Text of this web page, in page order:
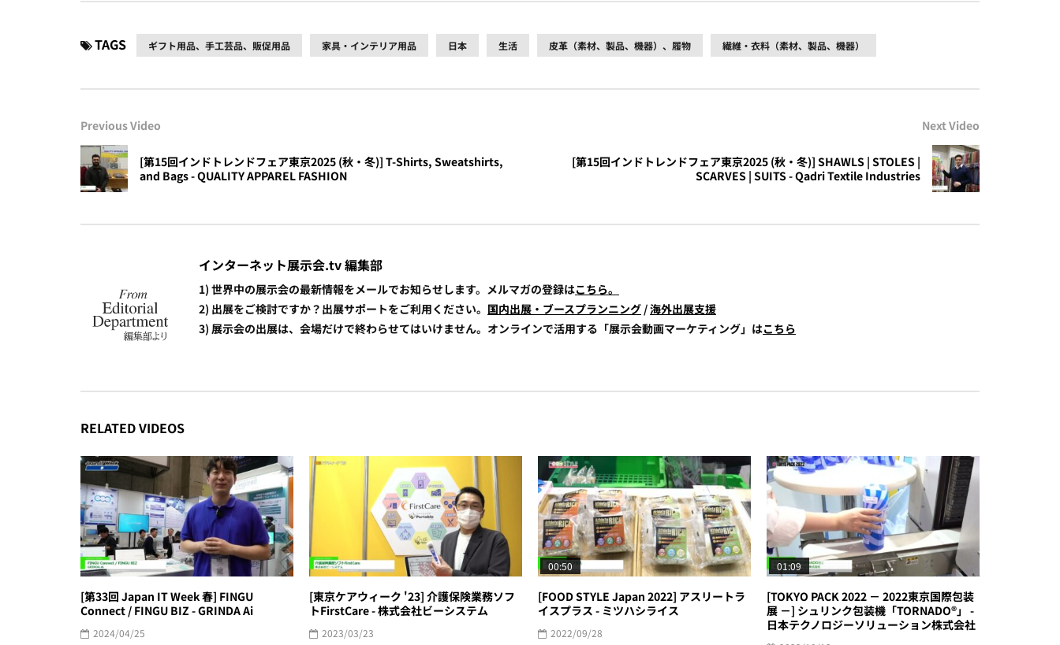
TAGS ギフト用品、手工芸品、販促用品 家具・インテリア用品 日本 生活 皮革（素材、製品、機器）、履物 繊維・衣料（素材、製品、機器）
Previous Video
[第15回インドトレンドフェア東京2025 (秋・冬)] T-Shirts, Sweatshirts,
and Bags - QUALITY APPAREL FASHION
Next Video
[第15回インドトレンドフェア東京2025 (秋・冬)] SHAWLS | STOLES |
SCARVES | SUITS - Qadri Textile Industries
インターネット展示会.tv 編集部
1) 世界中の展示会の最新情報をメールでお知らせします。メルマガの登録はこちら。
2) 出展をご検討ですか？出展サポートをご利用ください。 国内出展・ブースプランニング /海外出展支援
3) 展示会の出展は、会場だけで終わらせてはいけません。オンラインで活用する「展示会動画マーケティング」はこちら
RELATED VIDEOS
[第33回 Japan IT Week 春] FINGU
Connect / FINGU BIZ - GRINDA Ai
2024/04/25
[東京ケアウィーク '23] 介護保険業務ソフ
トFirstCare - 株式会社ビーシステム
2023/03/23
00:50
[FOOD STYLE Japan 2022] アスリートラ
イスプラス - ミツハシライス
2022/09/28
01:09
[TOKYO PACK 2022 － 2022東京国際包装
展 －] シュリンク包装機「TORNADO®」 -
日本テクノロジーソリューション株式会社